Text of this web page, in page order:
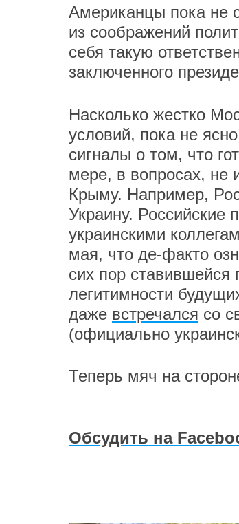
Американцы пока не
из соображений
себя такую
заключенного
Насколько жестко
условий, пока не
сигналы о том, что
мере, в вопросах, не
Крыму. Например,
Украину. Российские
украинскими
мая, что де-факто
сих пор ставившейся
легитимности
даже встречался со
(официально
Теперь мяч на
Обсудить на